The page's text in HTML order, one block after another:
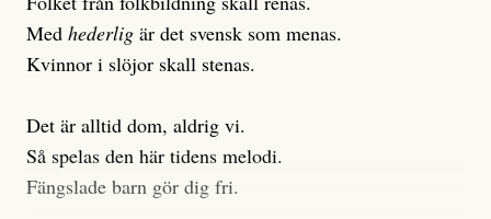
Med hederlig är det svensk som menas.
Kvinnor i slöjor skall stenas.
Det är alltid dom, aldrig vi.
Så spelas den här tidens melodi.
Fängslade barn gör dig fri.